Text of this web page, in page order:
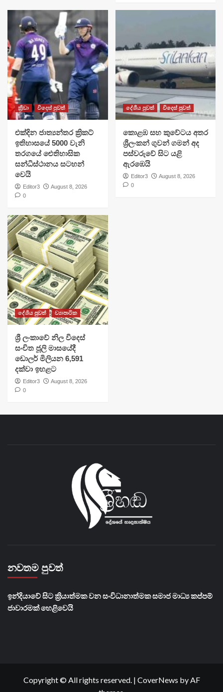
ක්‍රීඩා විදෙස් පුවත්
එක්දින ජාත්‍යන්තර ක්‍රිකට්
ඉතිහාසයේ 5000 වැනි
තරගයේ ඓතිහාසික
සන්ධිස්ථානය සටහන්
වෙයි
Editor3
August 8, 2026
0
දේශීය පුවත් විදෙස් පුවත්
​කොළඹ සහ කුවේටය අතර
ශ්‍රීලංකන් ගුවන් ගමන් අද
පස්වරුවේ සිට යළි
ඇරඹෙයි
Editor3
August 8, 2026
0
දේශීය පුවත් ව්‍යාපාරික
ශ්‍රී ලංකාවේ නිල විදෙස්
සංචිත ජූලි මාසයේදී
ඩොලර් මිලියන 6,591
දක්වා ඉහළට
Editor3
August 8, 2026
0
නවතම පුවත්
​ඉන්දියාවේ සිට ක්‍රියාත්මක වන සංවිධානාත්මක සමාජ මාධ්‍ය කප්පම්
ජාවාරමක් හෙළිවෙයි
Copyright © All rights reserved. | CoverNews by AF